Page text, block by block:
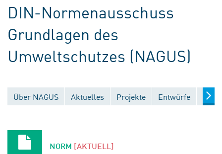
DIN-Normenausschuss
Grundlagen des
Umweltschutzes (NAGUS)
Über NAGUS Aktuelles Projekte Entwürfe
NORM [AKTUELL]